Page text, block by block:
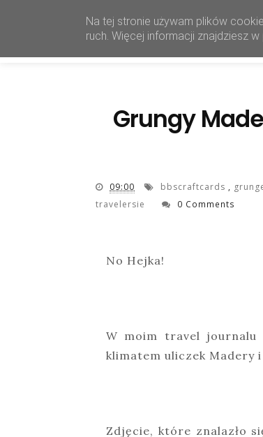
Grungy
09:00 bbscraftcards ,
travelersie
0 Comments
No Hejka!
W moim travel journalu
klimatem uliczek Madery
Zdjęcie, które znalazło
Na tej stronie używam plików
ruch. Więcej informacji znajdziesz